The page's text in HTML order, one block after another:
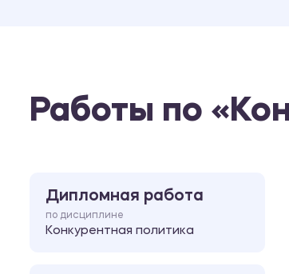
Работы по
Дипломная работа
по дисциплине
Конкурентная политика